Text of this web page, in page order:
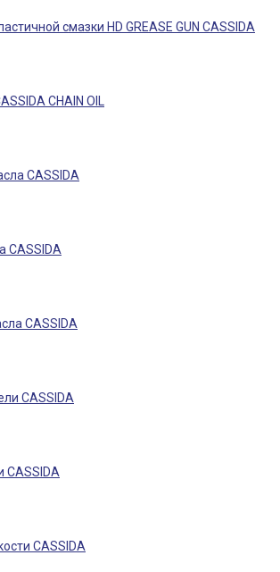
смазки HD GREASE GUN CASSIDA
CHAIN OIL
CASSIDA
CASSIDA
CASSIDA
CASSIDA
CASSIDA
CASSIDA